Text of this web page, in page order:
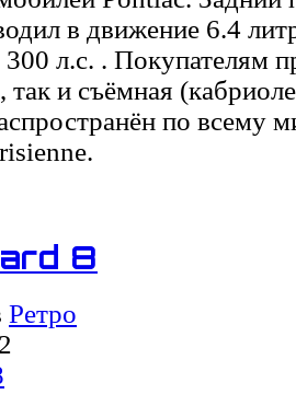
в движение 6.4
л.с. . Покупателям
так и съёмная
по всему
8
Ретро